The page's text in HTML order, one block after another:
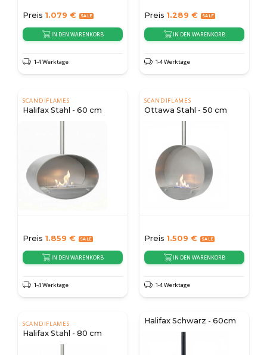
Preis 1.079 €
IN DEN WARENKORB
1-4 Werktage
Preis 1.289 €
IN DEN WARENKORB
1-4 Werktage
SCANDIFLAMES
Halifax Stahl - 60 cm
Preis 1.859 €
IN DEN WARENKORB
1-4 Werktage
SCANDIFLAMES
Ottawa Stahl - 50 cm
Preis 1.509 €
IN DEN WARENKORB
1-4 Werktage
SCANDIFLAMES
Halifax Stahl - 80 cm
Halifax Schwarz - 60cm